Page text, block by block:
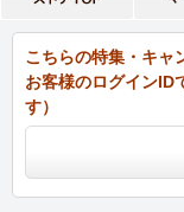
こちらの特集・キ
お客様のログインID
す）